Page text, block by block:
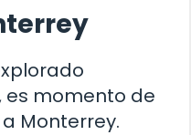
es momento de
Monterrey.